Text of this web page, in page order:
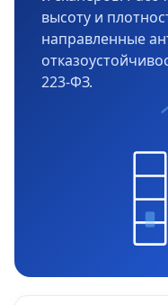
высоту и
направленные
223-ФЗ.